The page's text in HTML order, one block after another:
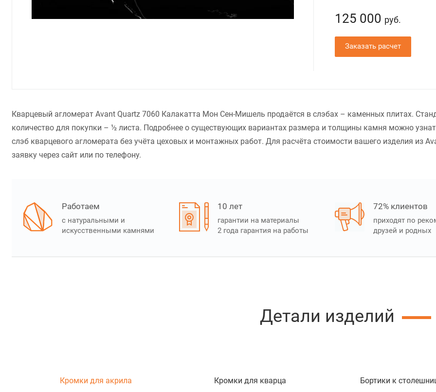
125 000 руб.
Заказать расчет
Кварцевый агломерат Avant Quartz 7060 Калакатта Мон Сен-Мишель продаётся в слэбах – каменных плитах.
количество для покупки – ½ листа. Подробнее о существующих вариантах размера и толщины камня можно
слэб кварцевого агломерата без учёта цеховых и монтажных работ. Для расчёта стоимости вашего изделия из
заявку через сайт или по телефону.
Работаем
с натуральными и
искусственными камнями
10 лет
гарантии на материалы
2 года гарантия на работы
72% клиентов
приходят по
друзей и родных
Детали изделий
Кромки для акрила Кромки для кварца Бортики к